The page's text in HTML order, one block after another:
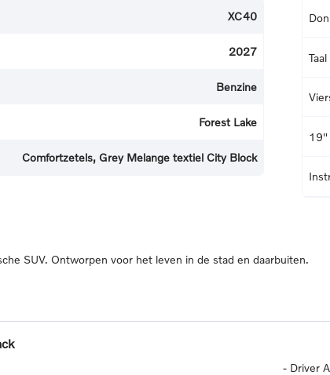
XC40
2027
Benzine
Forest Lake
Comfortzetels, Grey Melange textiel City Block
19"
SUV. Ontworpen voor het leven in de stad en daarbuiten.
- Driver